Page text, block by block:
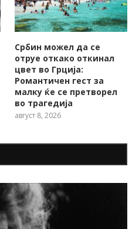
Србин можел да се
отруе откако откинал
цвет во Грција:
Романтичен гест за
малку ќе се претворел
во трагедија
август 8, 2026